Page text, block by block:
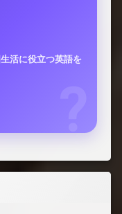
活に役立つ英語を